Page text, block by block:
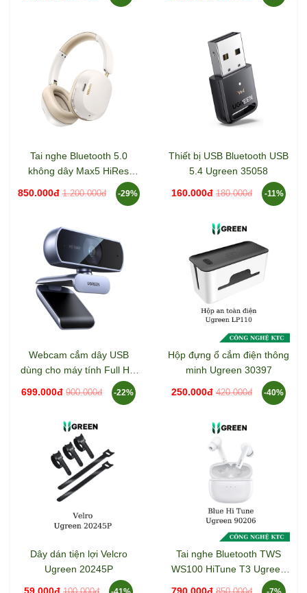
Tai nghe Bluetooth 5.0
không dây Max5 HiRes
850.000đ 1.200.000đ -29%
Thiết bị USB Bluetooth USB
5.4 Ugreen 35058
160.000đ 180.000đ -11%
Webcam cắm dây USB
dùng cho máy tính Full HD
1080@30Hz Ugreen 15728
699.000đ 900.000đ -22%
Hộp đựng ổ cắm điện thông
minh Ugreen 30397
250.000đ 420.000đ -40%
Dây dán tiện lợi Velcro
Ugreen 20245P
Tai nghe Bluetooth TWS
WS100 HiTune T3 Ugreen